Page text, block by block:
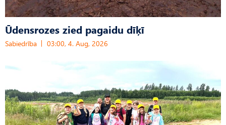
Ūdensrozes zied pagaidu dīķī
Sabiedrība 03:00, 4. Aug, 2026